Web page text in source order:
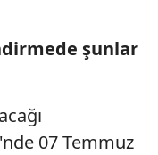
şunlar
07 Temmuz